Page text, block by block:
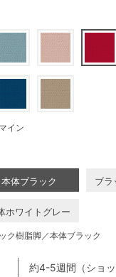
約4-5週間（ショッ
イン
体ブラック ブラ
ホワイトグレー
ク樹脂脚／本体ブラック